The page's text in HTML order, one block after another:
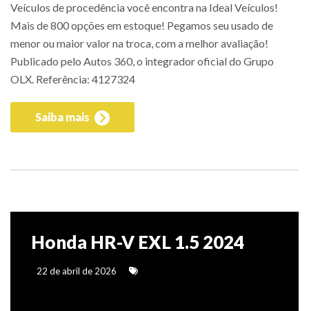
Veículos de procedência você encontra na Ideal Veículos!
Mais de 800 opções em estoque! Pegamos seu usado de
menor ou maior valor na troca, com a melhor avaliação!
Publicado pelo Autos 360, o integrador oficial do Grupo
OLX. Referência: 4127324
Saiba mais
Honda HR-V EXL 1.5 2024
22 de abril de 2026